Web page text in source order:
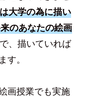
大学の為に描い
のあなたの絵画
、描いていれば
す。
画授業でも実施